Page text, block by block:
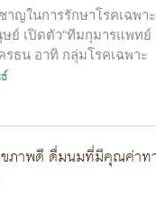
ญในการรักษาโรคเฉพาะ
ย์ เปิดตัว“ทีมกุมารแพทย์
รธน อาทิ กลุ่มโรคเฉพาะ
ภาพดี ดื่มนมที่มีคุณค่าท